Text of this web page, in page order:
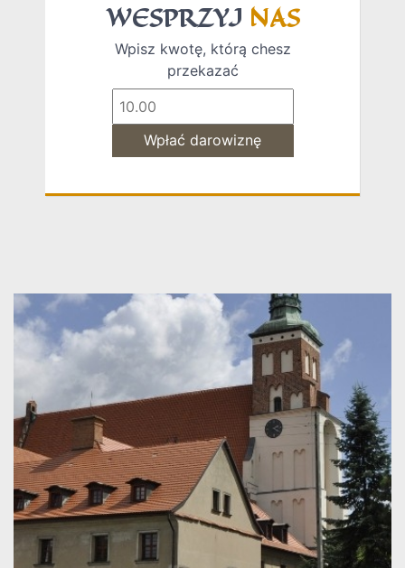
WESPRZYJ NAS
Wpisz kwotę, którą chesz
przekazać